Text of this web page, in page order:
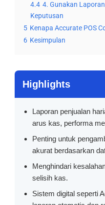
4.4 4. Gunakan
Keputusan
5 Kenapa Accurate POS
6 Kesimpulan
Highlights
Laporan penjualan
arus kas, performa
Penting untuk
akurat berdasarkan
Menghindari
selisih kas.
Sistem digital seperti